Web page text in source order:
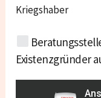
Kriegshaber
Existenzgründer